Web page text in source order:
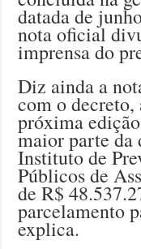
datada de
nota oficial
imprensa do
Diz ainda a
com o
próxima
maior parte da
Instituto de
Públicos de
de R$
parcelamento
explica.